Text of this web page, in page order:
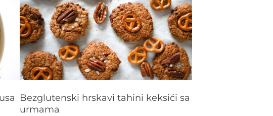
Bezglutenski hrskavi tahini keksići sa
urmama